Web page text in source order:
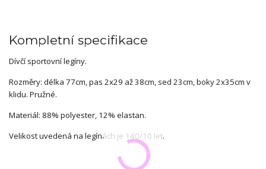
Kompletní specifikace
Dívčí sportovní legíny.
Rozměry: délka 77cm, pas 2x29 až 38cm, sed 23cm, boky 2x35cm v
klidu. Pružné.
Materiál: 88% polyester, 12% elastan.
Velikost uvedená na legínách je 140/10 let.